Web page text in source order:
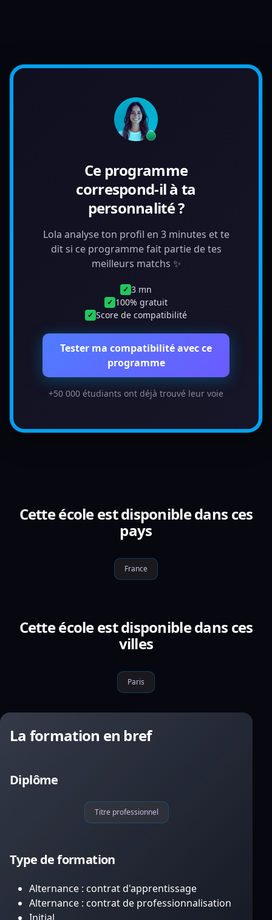
Ce programme
correspond-il à ta
personnalité ?
Lola analyse ton profil en 3 minutes et te
dit si ce programme fait partie de tes
meilleurs matchs ✨
✓ 3 mn
✓ 100% gratuit
✓ Score de compatibilité
Tester ma compatibilité avec ce
programme
+50 000 étudiants ont déjà trouvé leur voie
Cette école est disponible dans ces
pays
France
Cette école est disponible dans ces
villes
Paris
La formation en bref
Diplôme
Titre professionnel
Type de formation
Alternance : contrat d'apprentissage
Alternance : contrat de professionnalisation